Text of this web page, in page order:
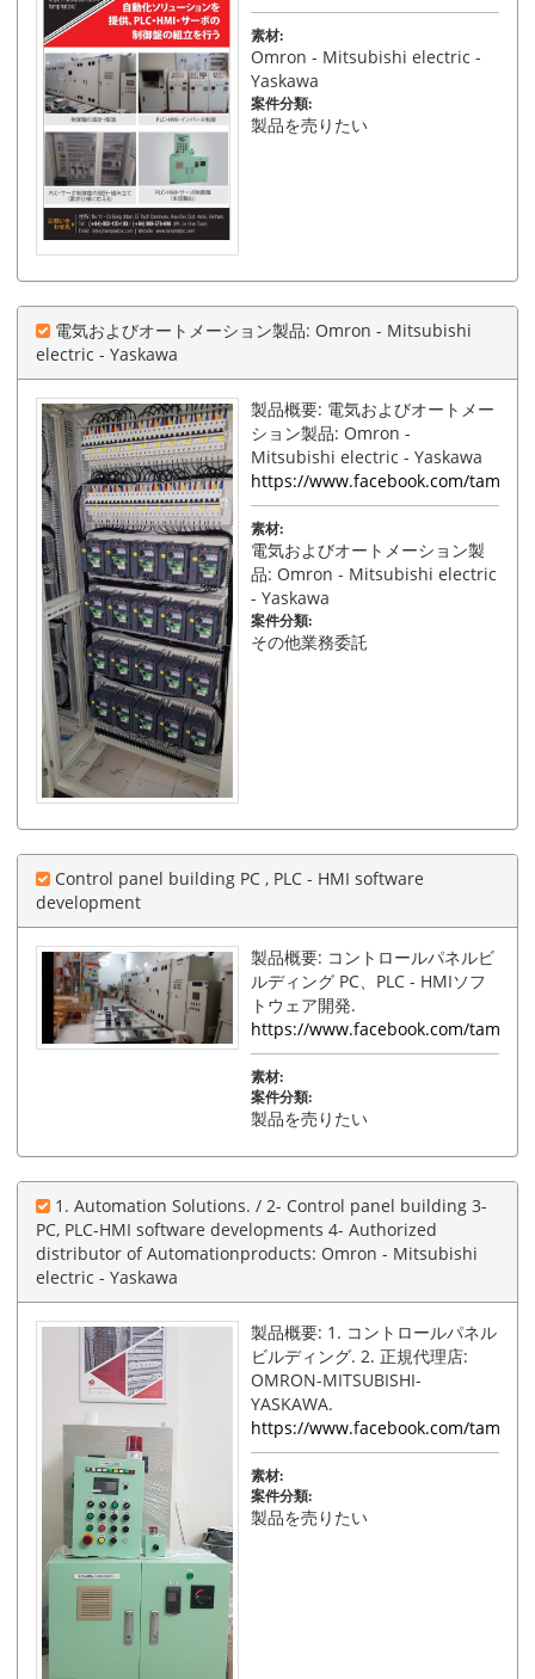
素材:
Omron - Mitsubishi electric -
Yaskawa
案件分類:
製品を売りたい
電気およびオートメーション製品: Omron - Mitsubishi
electric - Yaskawa
製品概要: 電気およびオートメー
ション製品: Omron -
Mitsubishi electric - Yaskawa
https://www.facebook.com/
素材:
電気およびオートメーション製
品: Omron - Mitsubishi electric
- Yaskawa
案件分類:
その他業務委託
Control panel building PC , PLC - HMI software
development
製品概要: コントロールパネルビ
ルディング PC、PLC - HMIソフ
トウェア開発.
https://www.facebook.com/
素材:
案件分類:
製品を売りたい
1. Automation Solutions. / 2- Control panel building 3-
PC, PLC-HMI software developments 4- Authorized
distributor of Automationproducts: Omron - Mitsubishi
electric - Yaskawa
製品概要: 1. コントロールパネル
ビルディング. 2. 正規代理店:
OMRON-MITSUBISHI-
YASKAWA.
https://www.facebook.com/
素材:
案件分類:
製品を売りたい